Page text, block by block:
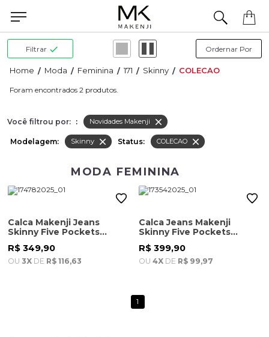
Filtrar
Moda Feminina 171 Skinny COLECAO
2
Você filtrou por: : Novidades Makenji
Modelagem: Skinny Status: COLECAO
MODA FEMININA
Calca Makenji Jeans
Skinny Five Pockets
Feminina Azul Escuro
R$ 349,90
OU 3X DE R$ 116,63
Calca Jeans Makenji
Skinny Five Pockets
Feminina Azul Escuro
R$ 399,90
OU 4X DE R$ 99,97
1